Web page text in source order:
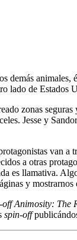
lado de Estados
zonas
Jesse y
van
a otras
es llamativa.
y
off Animosity: The
spin-off